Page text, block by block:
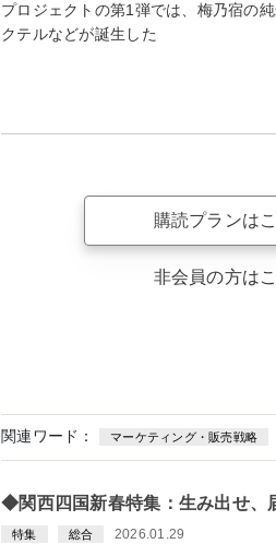
プロジェクトの第1弾では、梅乃宿の
クテルなどが誕生した
購読プランは
非会員の方は
関連ワード： マーケティング・販売戦略
◆関西四国新春特集：生み出せ
特集 総合 2026.01.29